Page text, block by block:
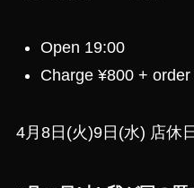
Open 19:00
Charge ¥800 + order
4月8日(火)9日(水) 店休日